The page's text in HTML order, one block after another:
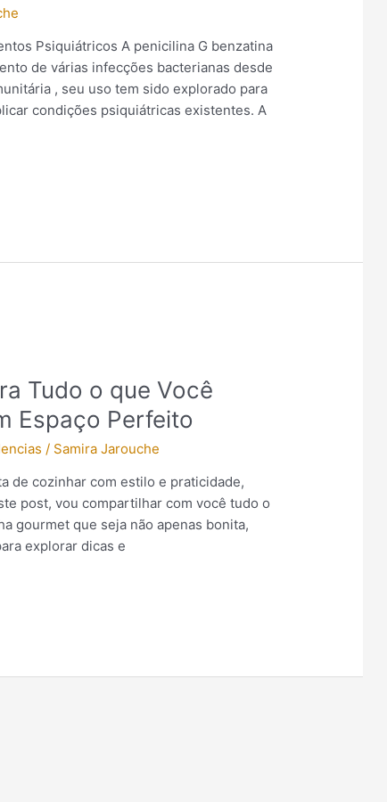
Psiquiátricos A penicilina G benzatina
de várias infecções bacterianas desde
, seu uso tem sido explorado para
condições psiquiátricas existentes. A
Tudo o que Você
Espaço Perfeito
/ Samira Jarouche
de cozinhar com estilo e praticidade,
post, vou compartilhar com você tudo o
gourmet que seja não apenas bonita,
explorar dicas e